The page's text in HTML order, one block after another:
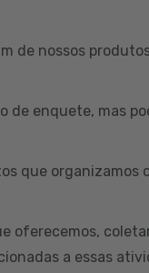
de nossos
de enquete, mas
que organizamos
oferecemos,
a essas